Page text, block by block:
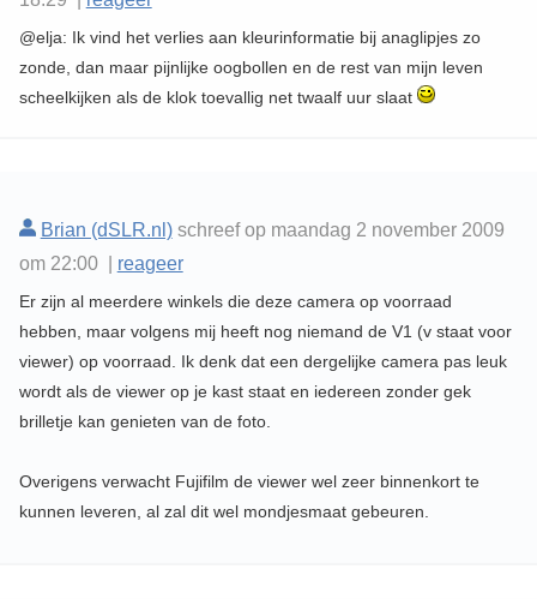
@elja: Ik vind het verlies aan kleurinformatie bij anaglipjes zo
zonde, dan maar pijnlijke oogbollen en de rest van mijn leven
scheelkijken als de klok toevallig net twaalf uur slaat
Brian (dSLR.nl)schreef op maandag 2 november 2009
om 22:00 | reageer
Er zijn al meerdere winkels die deze camera op voorraad
hebben, maar volgens mij heeft nog niemand de V1 (v staat voor
viewer) op voorraad. Ik denk dat een dergelijke camera pas leuk
wordt als de viewer op je kast staat en iedereen zonder gek
brilletje kan genieten van de foto.
Overigens verwacht Fujifilm de viewer wel zeer binnenkort te
kunnen leveren, al zal dit wel mondjesmaat gebeuren.